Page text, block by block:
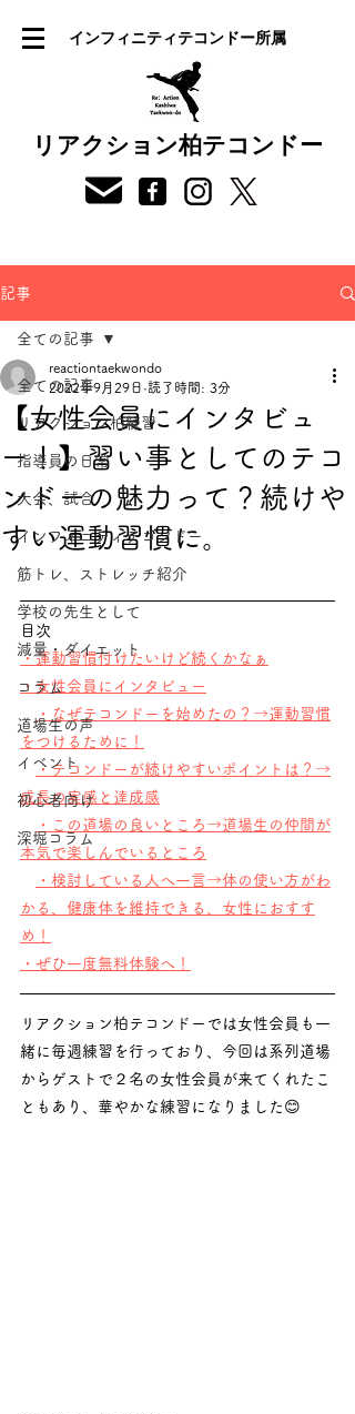
インフィニティテコンドー所属
リアクション柏テコンドー
記事
全ての記事
リアクション柏練習
指導員の日常
大会、試合
インフィニティテコンドー
筋トレ、ストレッチ紹介
学校の先生として
減量・ダイエット
コラム
道場生の声
イベント
初心者向け
深堀コラム
全ての記事
【女性会員にインタビュ
ー！】習い事としてのテコ
ンドーの魅力って？続けや
すい運動習慣に。
reactiontaekwondo
2022年9月29日 読了時間: 3分
目次
・運動習慣付けたいけど続くかなぁ
・女性会員にインタビュー
・なぜテコンドーを始めたの？→運動習慣
をつけるために！
・テコンドーが続けやすいポイントは？→
成長の実感と達成感
・この道場の良いところ→道場生の仲間が
本気で楽しんでいるところ
・検討している人へ一言→体の使い方がわ
かる、健康体を維持できる、女性におすす
め！
・ぜひ一度無料体験へ！
リアクション柏テコンドーでは女性会員も一
緒に毎週練習を行っており、今回は系列道場
からゲストで２名の女性会員が来てくれたこ
ともあり、華やかな練習になりました😊